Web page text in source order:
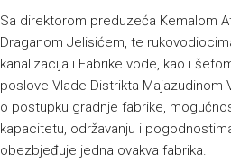
Sa direktorom preduzeća Kemalom
Draganom Jelisićem, te
kanalizacija i Fabrike vode, kao i
poslove Vlade Distrikta Majazudinom
o postupku gradnje fabrike,
kapacitetu, održavanju i
obezbjeđuje jedna ovakva fabrika.